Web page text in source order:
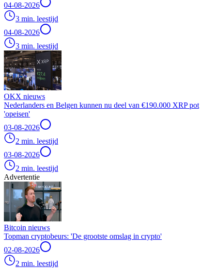
04-08-2026
3 min. leestijd
04-08-2026
3 min. leestijd
OKX nieuws
Nederlanders en Belgen kunnen nu deel van €190.000 XRP pot
'opeisen'
03-08-2026
2 min. leestijd
03-08-2026
2 min. leestijd
Advertentie
Bitcoin nieuws
Topman cryptobeurs: 'De grootste omslag in crypto'
02-08-2026
2 min. leestijd